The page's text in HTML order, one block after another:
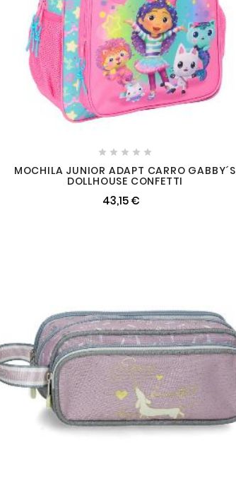
    
MOCHILA JUNIOR ADAPT CARRO GABBY´S
DOLLHOUSE CONFETTI
43,15 €